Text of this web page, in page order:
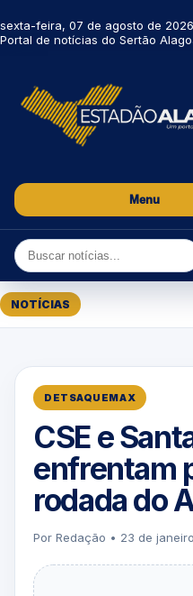
sexta-feira, 07 de agosto de 2026
Portal de notícias do Sertão
Menu
NOTÍCIAS
DETSAQUEMAX
CSE e
enfrentam
rodada do
Por Redação • 23 de